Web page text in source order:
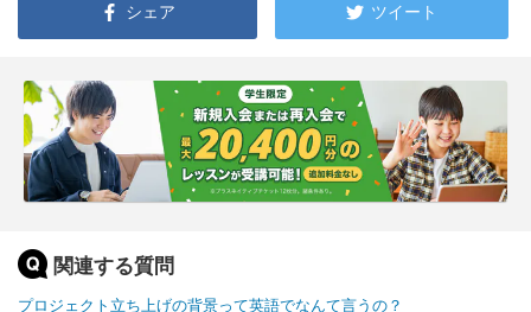
シェア ツイート
関連する質問
プロジェクト立ち上げの背景って英語でなんて言うの？